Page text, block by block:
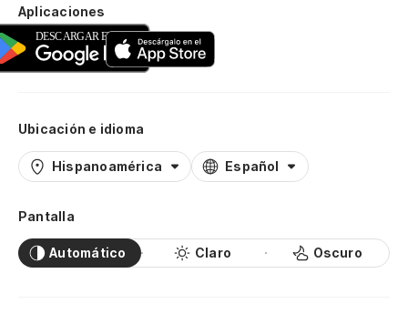
Aplicaciones
Ubicación e idioma
Hispanoamérica Español
Pantalla
Automático Claro Oscuro